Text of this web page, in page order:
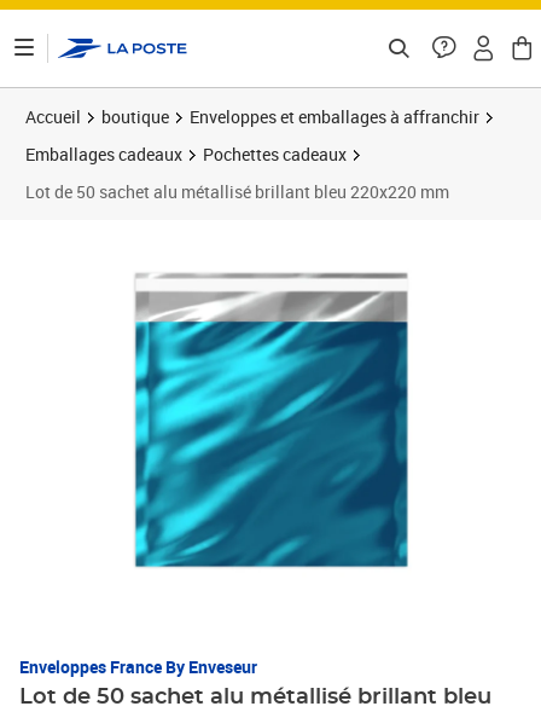
Accueil boutique
Enveloppes et emballages à affranchir
Emballages cadeaux
Pochettes cadeaux
Lot de 50 sachet alu métallisé brillant bleu 220x220 mm
Enveloppes France By Enveseur
Lot de 50 sachet alu métallisé brillant bleu